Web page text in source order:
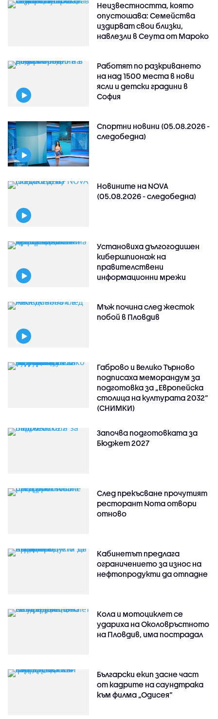
Неизвестността, която
опустошава: Семейства
издирват свои близки,
навлезли в Сеута от Мароко
Работят по разкриването
на над 1500 места в нови
ясли и детски градини в
София
Спортни новини (05.08.2026 -
следобедна)
Новините на NOVA
(05.08.2026 - следобедна)
Установиха дългогодишен
кибершпионаж на
правителствени
информационни мрежи
Мъж почина след жесток
побой в Пловдив
Габрово и Велико Търново
подписаха меморандум за
подготовка за „Европейска
столица на културата 2032“
(СНИМКИ)
Започва подготовката за
Бюджет 2027
След прекъсване прочутият
ресторант Noma отвори
отново
Кабинетът предлага
ограничението за износ на
нефтопродукти да отпадне
Кола и мотоциклет се
удариха на Околовръстното
на Пловдив, има пострадал
Български екип засне част
от кадрите на саундтрака
към филма „Одисея“